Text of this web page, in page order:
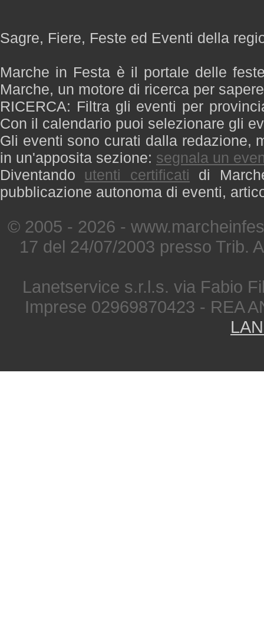
Sagre, Fiere, Feste ed Eventi della
Marche in Festa è il portale delle
Marche, un motore di ricerca per
RICERCA: Filtra gli eventi per
Con il calendario puoi selezionare gli
Gli eventi sono curati dalla redazione,
in un'apposita sezione: segnala un
Diventando utenti certificati di
pubblicazione autonoma di eventi,
© 2005 - 2026 -
17 del 24/07/2003 presso Trib.
Lanetservice s.r.l.s. via Fabio
Imprese 02969870423 - REA